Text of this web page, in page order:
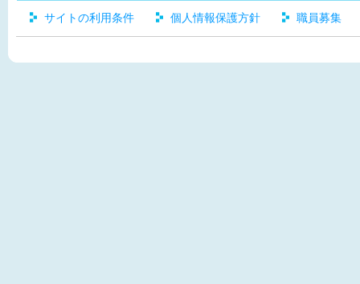
サイトの利用条件 個人情報保護方針 職員募集